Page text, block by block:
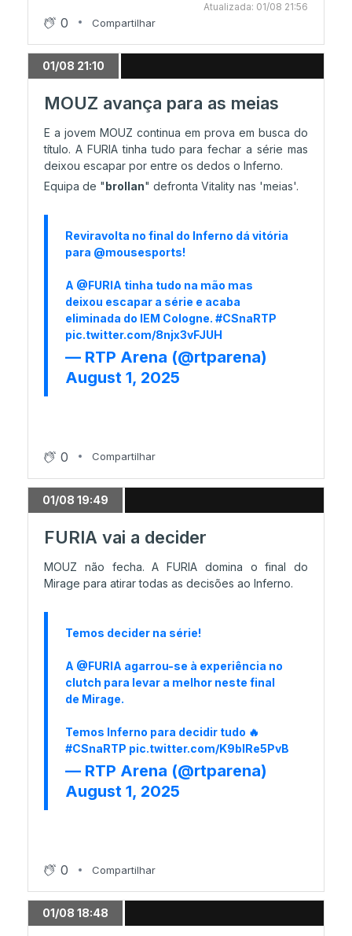
Atualizada: 01/08 21:56
0 Compartilhar
01/08 21:10
MOUZ avança para as meias
E a jovem MOUZ continua em prova em busca do
título. A FURIA tinha tudo para fechar a série mas
deixou escapar por entre os dedos o Inferno.
Equipa de "brollan" defronta Vitality nas 'meias'.
Reviravolta no final do Inferno dá vitória
para @mousesports!
A @FURIA tinha tudo na mão mas
deixou escapar a série e acaba
eliminada do IEM Cologne. #CSnaRTP
pic.twitter.com/8njx3vFJUH
— RTP Arena (@rtparena)
August 1, 2025
0 Compartilhar
01/08 19:49
FURIA vai a decider
MOUZ não fecha. A FURIA domina o final do
Mirage para atirar todas as decisões ao Inferno.
Temos decider na série!
A @FURIA agarrou-se à experiência no
clutch para levar a melhor neste final
de Mirage.
Temos Inferno para decidir tudo 🔥
#CSnaRTP pic.twitter.com/K9blRe5PvB
— RTP Arena (@rtparena)
August 1, 2025
0 Compartilhar
01/08 18:48